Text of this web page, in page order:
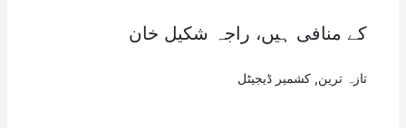
کے منافی ہیں، راجہ شکیل خان
تازہ ترین کشمیر ڈیجیٹل